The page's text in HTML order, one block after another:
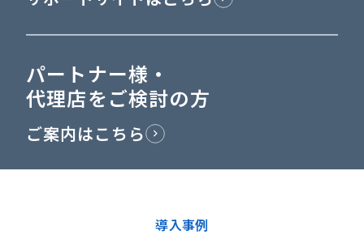
パートナー様・
代理店をご検討の方
ご案内はこちら
導入事例